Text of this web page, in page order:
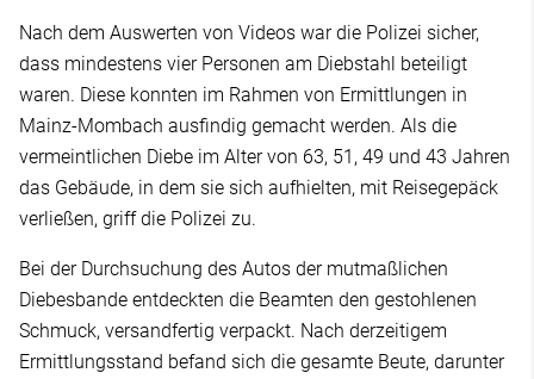
Nach dem Auswerten von Videos war die Polizei sicher,
dass mindestens vier Personen am Diebstahl beteiligt
waren. Diese konnten im Rahmen von Ermittlungen in
Mainz-Mombach ausfindig gemacht werden. Als die
vermeintlichen Diebe im Alter von 63, 51, 49 und 43 Jahren
das Gebäude, in dem sie sich aufhielten, mit Reisegepäck
verließen, griff die Polizei zu.
Bei der Durchsuchung des Autos der mutmaßlichen
Diebesbande entdeckten die Beamten den gestohlenen
Schmuck, versandfertig verpackt. Nach derzeitigem
Ermittlungsstand befand sich die gesamte Beute, darunter